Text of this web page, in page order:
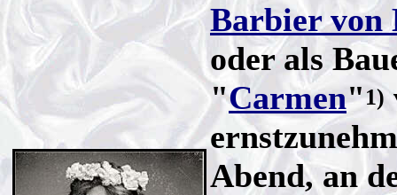
Barbier von
oder als
"Carmen"1)
Abend, an